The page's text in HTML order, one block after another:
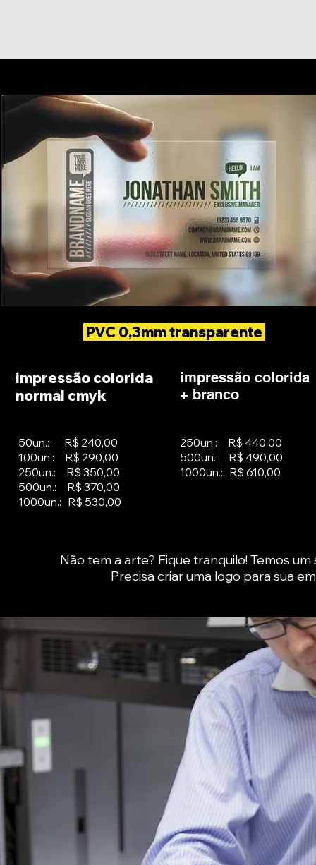
impressão colorida
normal cmyk
50un.: R$ 240,00
100un.: R$ 290,00
250un.: R$ 350,00
500un.: R$ 370,00
1000un.: R$ 530,00
impressão colorida
+ branco
250un.: R$ 440,00
500un.: R$ 490,00
1000un.: R$ 610,00
PVC 0,3mm transparente
Não tem a arte? Fique tranquilo! Temos
Precisa criar uma logo para sua